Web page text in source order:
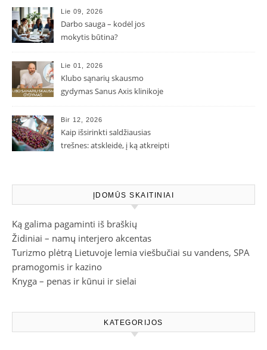
Lie 09, 2026
Darbo sauga – kodėl jos
mokytis būtina?
Lie 01, 2026
Klubo sąnarių skausmo
gydymas Sanus Axis klinikoje
Bir 12, 2026
Kaip išsirinkti saldžiausias
trešnes: atskleidė, į ką atkreipti
ĮDOMŪS SKAITINIAI
Ką galima pagaminti iš braškių
Židiniai – namų interjero akcentas
Turizmo plėtrą Lietuvoje lemia viešbučiai su vandens, SPA
pramogomis ir kazino
Knyga – penas ir kūnui ir sielai
KATEGORIJOS